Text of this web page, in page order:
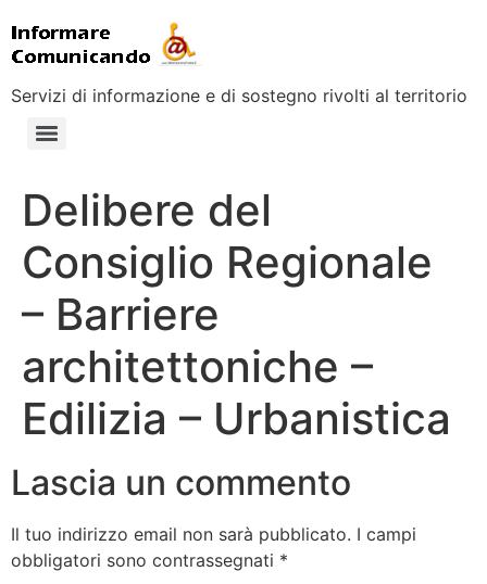
Servizi di informazione e di sostegno rivolti al territorio
Delibere del
Consiglio Regionale
– Barriere
architettoniche –
Edilizia – Urbanistica
Lascia un commento
Il tuo indirizzo email non sarà pubblicato. I campi
obbligatori sono contrassegnati *